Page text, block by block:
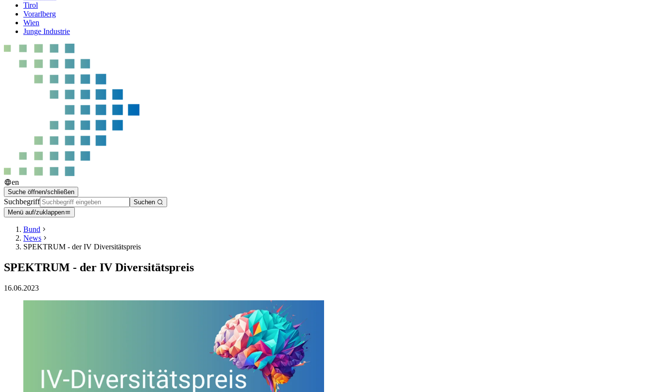
Tirol
Vorarlberg
Wien
Junge Industrie
en
Suche öffnen/schließen
Suchbegriff
Suchen
Menü auf/zuklappen
Bund
News
SPEKTRUM - der IV Diversitätspreis
SPEKTRUM - der IV Diversitätspreis
16.06.2023